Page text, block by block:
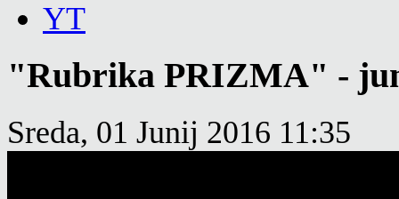
YT
"Rubrika PRIZMA" -
Sreda, 01 Junij 2016 11:35